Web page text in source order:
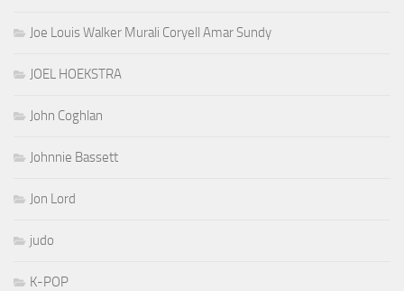
Joe Louis Walker Murali Coryell Amar Sundy
JOEL HOEKSTRA
John Coghlan
Johnnie Bassett
Jon Lord
judo
K-POP